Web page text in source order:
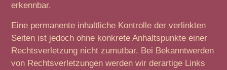
erkennbar.
Eine permanente inhaltliche Kontrolle der verlinkten
Seiten ist jedoch ohne konkrete Anhaltspunkte einer
Rechtsverletzung nicht zumutbar. Bei Bekanntwerden
von Rechtsverletzungen werden wir derartige Links